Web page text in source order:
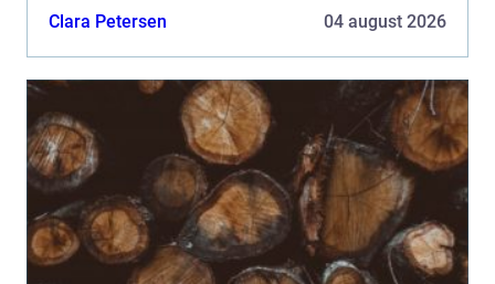
professionelt flyttefirma, så både planlægning,
Clara Petersen 04 august 2026